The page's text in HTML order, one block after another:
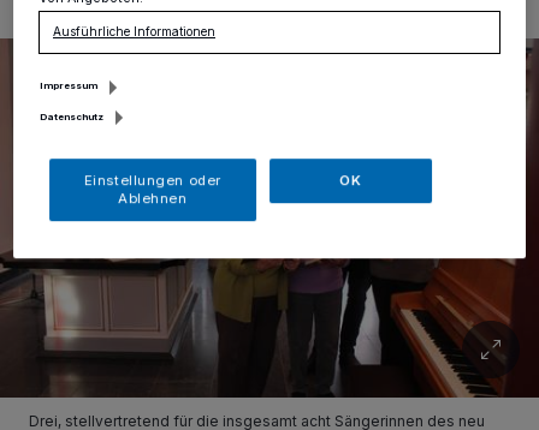
Drei, stellvertretend für die insgesamt acht Sängerinnen des neu
Ausführliche Informationen
Impressum
Datenschutz
Einstellungen oder
Ablehnen
OK